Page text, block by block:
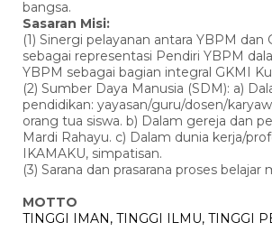
bangsa.
Sasaran Misi:
(1) Sinergi pelayanan antara YBPM dan
sebagai representasi Pendiri YBPM
YBPM sebagai bagian integral GKMI
(2) Sumber Daya Manusia (SDM): a)
pendidikan: yayasan/guru/dosen/
orang tua siswa. b) Dalam gereja dan
Mardi Rahayu. c) Dalam dunia kerja/
IKAMAKU, simpatisan.
(3) Sarana dan prasarana proses belajar
MOTTO
TINGGI IMAN, TINGGI ILMU, TINGGI